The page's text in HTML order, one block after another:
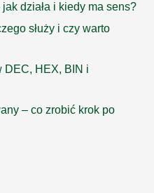
działa i kiedy ma sens?
służy i czy warto
DEC, HEX, BIN i
– co zrobić krok po